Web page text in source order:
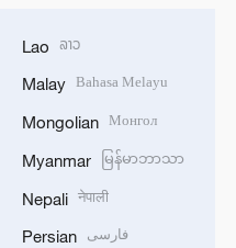
Lao ລາວ
Malay Bahasa Melayu
Mongolian Монгол
Myanmar မြန်မာဘာသာ
Nepali नेपाली
Persian فارسی